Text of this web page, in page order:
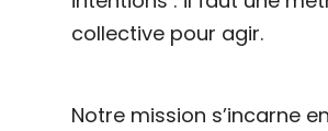
collective pour agir.
Notre mission s’incarne